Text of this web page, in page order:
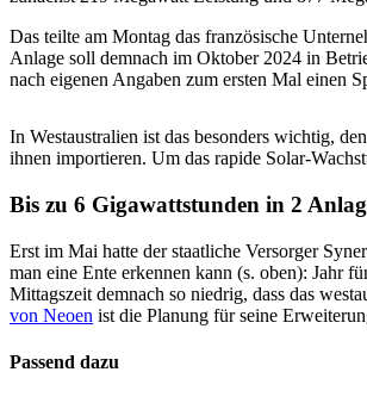
Das teilte am Montag das französische
Anlage soll demnach im Oktober 2024 in
nach eigenen Angaben zum ersten Mal einen
In Westaustralien ist das besonders wichtig,
ihnen importieren. Um das rapide Solar-
Bis zu 6 Gigawattstunden in 2
Erst im Mai hatte der staatliche Versorger
man eine Ente erkennen kann (s. oben): Jahr
Mittagszeit demnach so niedrig, dass das
von Neoen ist die Planung für seine
Passend dazu